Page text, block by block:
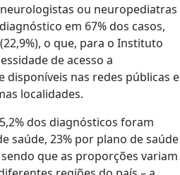
ou neuropediatras
em 67% dos casos,
o que, para o Instituto
de acesso a
disponíveis nas redes públicas e
localidades.
dos diagnósticos foram
saúde, 23% por plano de saúde
sendo que as proporções variam